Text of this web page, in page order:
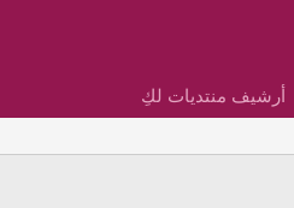
أرشيف منتديات لكِ